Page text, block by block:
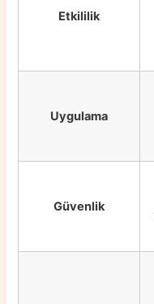
Etkililik
Uygulama
Güvenlik